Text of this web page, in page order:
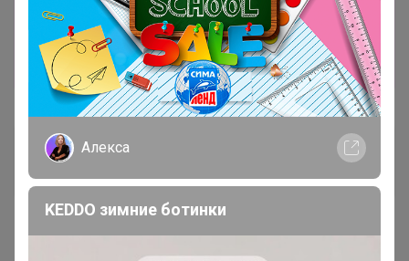
Kenna
16 декабря, 2022 10:19
Алекса
KEDDO зимние ботинки